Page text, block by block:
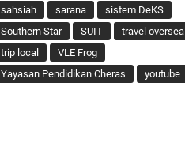
sahsiah
sarana
sistem DeKS
Southern Star
SUIT
travel oversea
trip local
VLE Frog
Yayasan Pendidikan Cheras
youtube